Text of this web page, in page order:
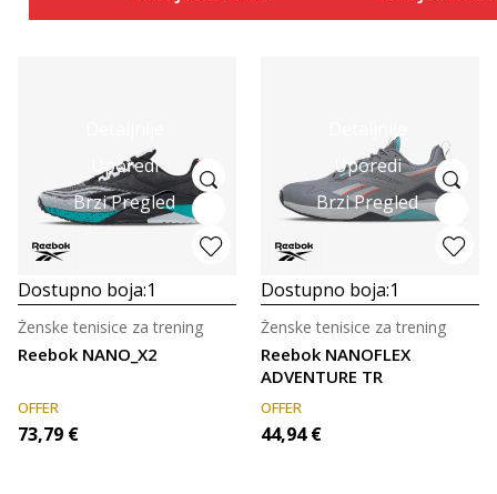
Uporedi
Brzi Pregled
Dostupno boja:1
Reebok NANO_X2
Ženske tenisice za trening
OFFER
73,79 €
Uporedi
Brzi Pregled
Dostupno boja:1
Reebok NANOFLEX
ADVENTURE TR
Ženske tenisice za trening
OFFER
44,94 €